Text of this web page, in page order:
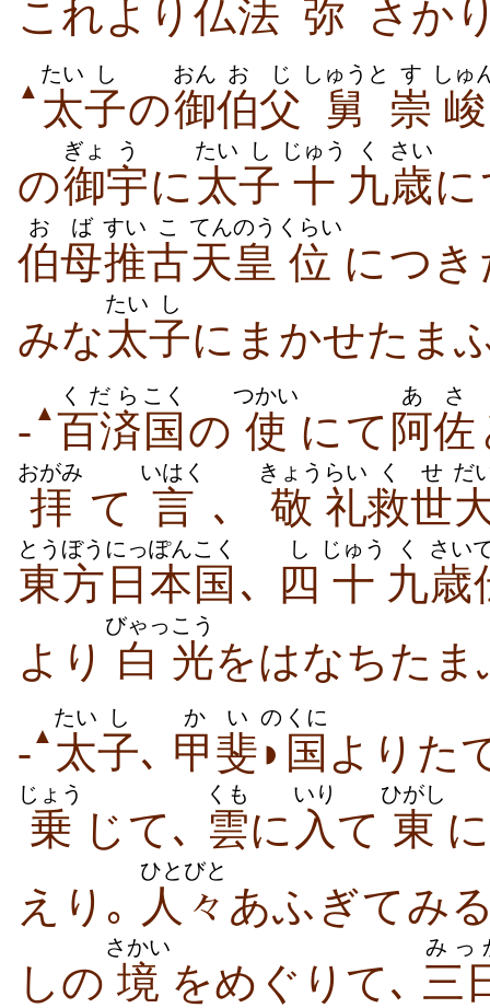
これ​より 仏法 弥 さか
▲ 太
たい
子
し
の御
おん
伯父
おじ
舅
しゅうと
崇
す
峻
しゅ
の御
ぎょ
宇
う
に太
たい
子
し
十
じゅう
九
く
歳
さい
伯母
おば
推
すい
古
こ
天皇
てんのう
位
くらい
に​つ
みな太
たい
子
し
に​まかせ​たま
- ▲ 百済
くだら
国
こく
の 使
つかい
にて 阿佐
あさ
拝
おがみ
て 言
いはく
､ 敬
きょう
礼
らい
救世
くせ だ
東方
とうぼう
日本
にっぽん
国
こく
､ 四
し
十
じゅう
九
く
歳
さい
より 白
びゃっ
光
こう
を​はなち​たま
- ▲ 太
たい
子
し
､ 甲斐
かい
◗
の
国
くに
より​た
乗
じょう
じ​て､ 雲
くも
に 入
いり
て 東
ひがし
え​り｡
人々
ひとびと
あふぎ​て​み
し​の 境
さかい
を​めぐり​て､ 三
みっ